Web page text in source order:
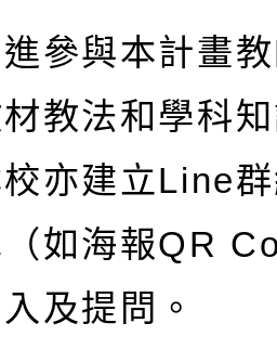
參與本計畫
教法和學科
亦建立Line
如海報QR
及提問。